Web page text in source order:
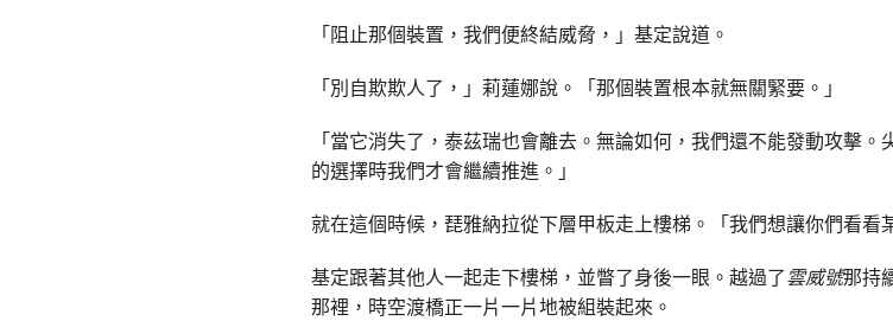
「阻止那個裝置，我們便終結威脅，」基定說道。
「別自欺欺人了，」莉蓮娜說。「那個裝置根本就無關緊要。」
「當它消失了，泰茲瑞也會離去。無論如何，我們還不能發動攻擊
的選擇時我們才會繼續推進。」
就在這個時候，琵雅納拉從下層甲板走上樓梯。「我們想讓你們看看
基定跟著其他人一起走下樓梯，並瞥了身後一眼。越過了雲威號那持
那裡，時空渡橋正一片一片地被組裝起來。